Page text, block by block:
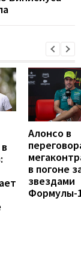
Алонсо в
в погоне
звездами
Формулы-